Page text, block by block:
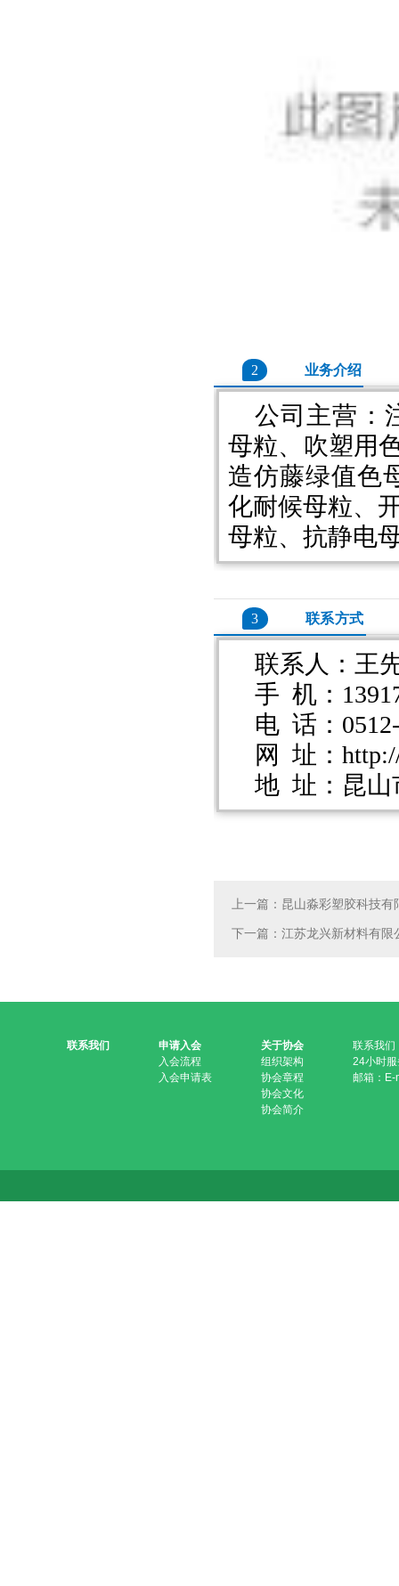
2 业务介绍
公司主营：
母粒、吹塑用
造仿藤绿值色
化耐候母粒、
母粒、抗静电
3 联系方式
联系人：王
手 机：
电 话：
网 址：
地 址：昆山
上一篇：昆山淼彩塑胶科技有
下一篇：江苏龙兴新材料有限
联系我们
申请入会
入会流程
入会申请表
关于协会
组织架构
协会章程
协会文化
协会简介
联系我们
24小时
邮箱：